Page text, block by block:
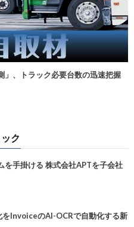
」、トラック必要台数の迅速把握
ク
を手掛ける 株式会社APTを子会社
InvoiceのAI-OCRで自動化する新